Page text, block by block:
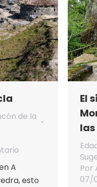
de la
A
esto
El
las
Por
07/